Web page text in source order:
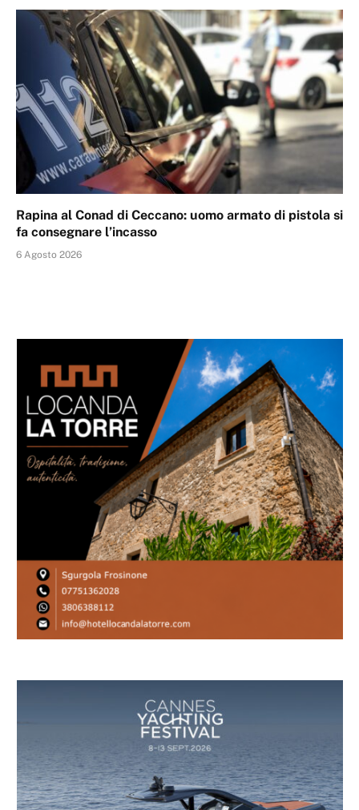
Rapina al Conad di Ceccano: uomo armato di pistola si
fa consegnare l’incasso
6 Agosto 2026